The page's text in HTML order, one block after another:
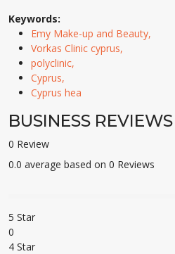
Keywords:
Emy Make-up and Beauty,
Vorkas Clinic cyprus,
polyclinic,
Cyprus,
Cyprus hea
BUSINESS REVIEWS
0 Review
0.0 average based on 0 Reviews
5 Star
0
4 Star